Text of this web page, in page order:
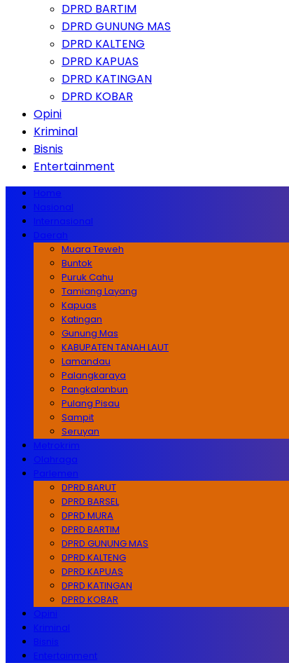
DPRD BARTIM
DPRD GUNUNG MAS
DPRD KALTENG
DPRD KAPUAS
DPRD KATINGAN
DPRD KOBAR
Opini
Kriminal
Bisnis
Entertainment
Home
Nasional
Internasional
Daerah
Muara Teweh
Buntok
Puruk Cahu
Tamiang Layang
Kapuas
Katingan
Gunung Mas
KABUPATEN TANAH LAUT
Lamandau
Palangkaraya
Pangkalanbun
Pulang Pisau
Sampit
Seruyan
Metrokrim
Olahraga
Parlemen
DPRD BARUT
DPRD BARSEL
DPRD MURA
DPRD BARTIM
DPRD GUNUNG MAS
DPRD KALTENG
DPRD KAPUAS
DPRD KATINGAN
DPRD KOBAR
Opini
Kriminal
Bisnis
Entertainment